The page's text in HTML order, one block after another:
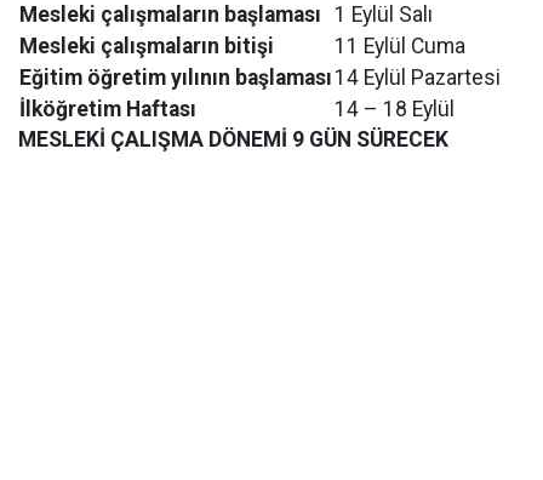
Mesleki çalışmaların başlaması
1 Eylül Salı
Mesleki çalışmaların bitişi
11 Eylül Cuma
Eğitim öğretim yılının başlaması 14 Eylül Pazartesi
İlköğretim Haftası
14 – 18 Eylül
MESLEKİ ÇALIŞMA DÖNEMİ 9 GÜN SÜRECEK